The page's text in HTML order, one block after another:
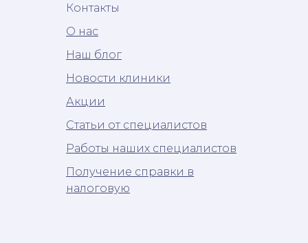
Контакты
О нас
Наш блог
Новости клиники
Акции
Статьи от специалистов
Работы наших специалистов
Получение справки в
налоговую